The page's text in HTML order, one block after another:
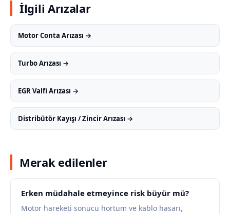
İlgili Arızalar
Motor Conta Arızası →
Turbo Arızası →
EGR Valfi Arızası →
Distribütör Kayışı / Zincir Arızası →
Merak edilenler
Erken müdahale etmeyince risk büyür mü?
Motor hareketi sonucu hortum ve kablo hasarı,